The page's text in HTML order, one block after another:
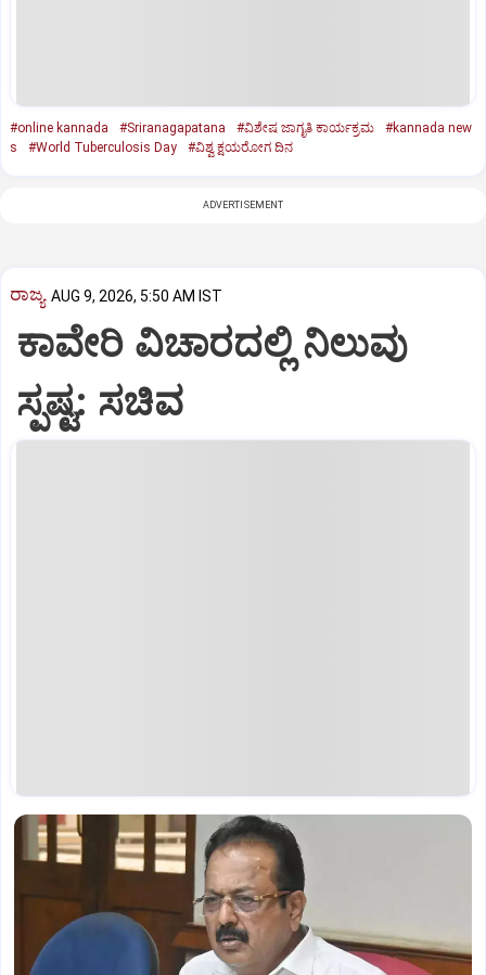
#online kannada #Sriranagapatana #ವಿಶೇಷ ಜಾಗೃತಿ ಕಾರ್ಯಕ್ರಮ
#kannada new
s
#World Tuberculosis Day #ವಿಶ್ವ ಕ್ಷಯರೋಗ ದಿನ
ADVERTISEMENT
ರಾಜ್ಯ AUG 9, 2026, 5:50 AM IST
ಕಾವೇರಿ ವಿಚಾರದಲ್ಲಿ ನಿಲುವು
ಸ್ಪಷ್ಟ: ಸಚಿವ